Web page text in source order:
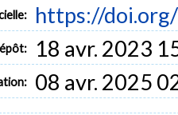
https://
18 avr. 2023
08 avr. 2025